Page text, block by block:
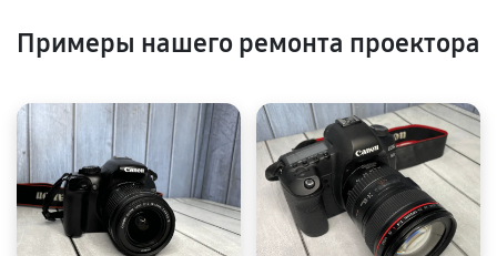
Примеры нашего ремонта проектора